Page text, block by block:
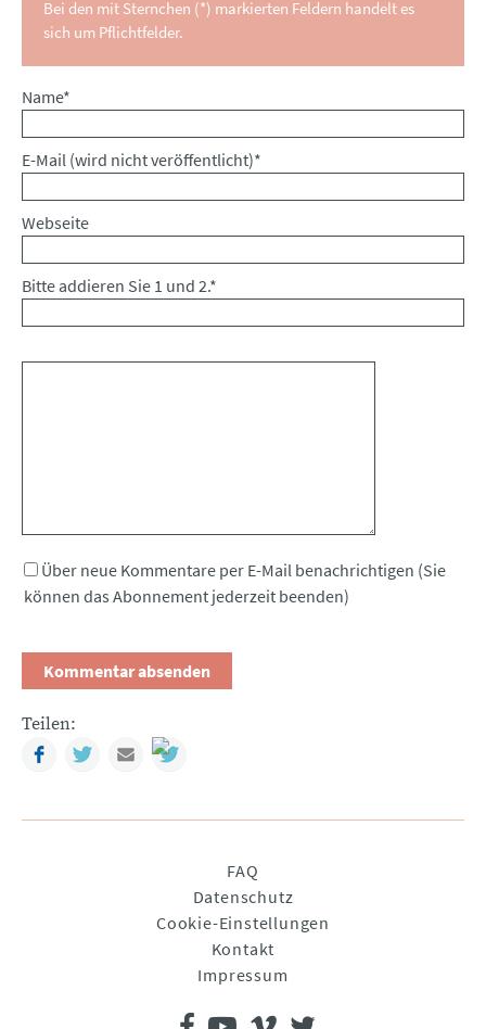
Bei den mit Sternchen (*) markierten Feldern handelt es
sich um Pflichtfelder.
Pflichtfeld
Name*
Pflichtfeld
E-Mail (wird nicht veröffentlicht)*
Webseite
Bitte addieren Sie 1 und 2.*
Über neue Kommentare per E-Mail benachrichtigen (Sie
können das Abonnement jederzeit beenden)
Teilen:
FacebookTwitterMail
FAQ
Datenschutz
Cookie-Einstellungen
Kontakt
Impressum